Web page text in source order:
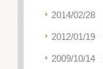
2014/02/28
2012/01/19
2009/10/14